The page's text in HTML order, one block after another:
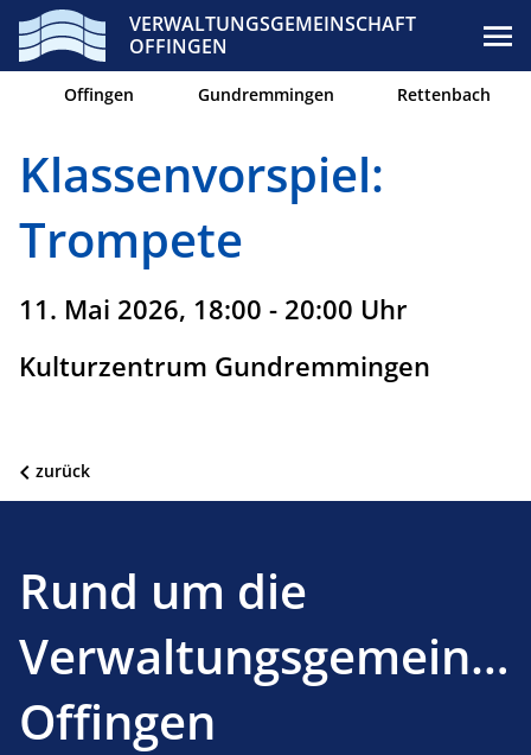
VERWALTUNGSGEMEINSCHAFT
OFFINGEN
Offingen Gundremmingen Rettenbach
Klassenvorspiel:
Trompete
11. Mai 2026, 18:00 - 20:00 Uhr
Kulturzentrum Gundremmingen
zurück
Rund um die
Offingen